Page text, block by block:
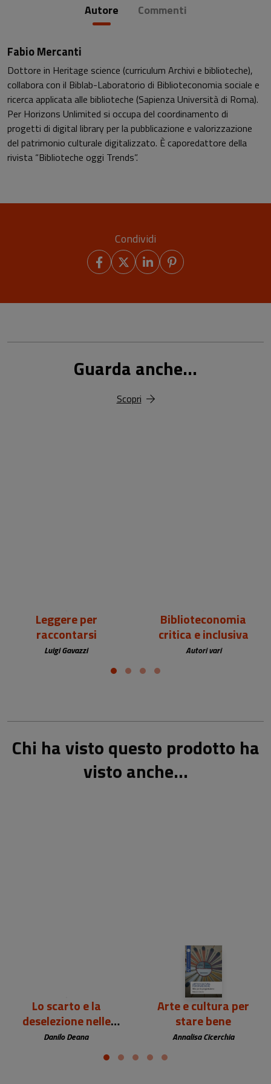
Autore Commenti
Fabio Mercanti
Dottore in Heritage science (curriculum Archivi e biblioteche),
collabora con il Biblab-Laboratorio di Biblioteconomia sociale e
ricerca applicata alle biblioteche (Sapienza Università di Roma).
Per Horizons Unlimited si occupa del coordinamento di
progetti di digital library per la pubblicazione e valorizzazione
del patrimonio culturale digitalizzato. È caporedattore della
rivista “Biblioteche oggi Trends”.
Condividi
Guarda anche...
Scopri
Leggere per
raccontarsi
Luigi Gavazzi
Biblioteconomia
critica e inclusiva
Autori vari
Chi ha visto questo prodotto ha
visto anche...
Lo scarto e la
deselezione nelle
biblioteche
Danilo Deana
Arte e cultura per
stare bene
Annalisa Cicerchia